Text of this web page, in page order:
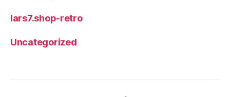
lars7.shop-retro
Uncategorized